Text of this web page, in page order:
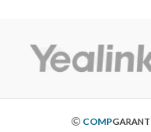
COMPGARANT